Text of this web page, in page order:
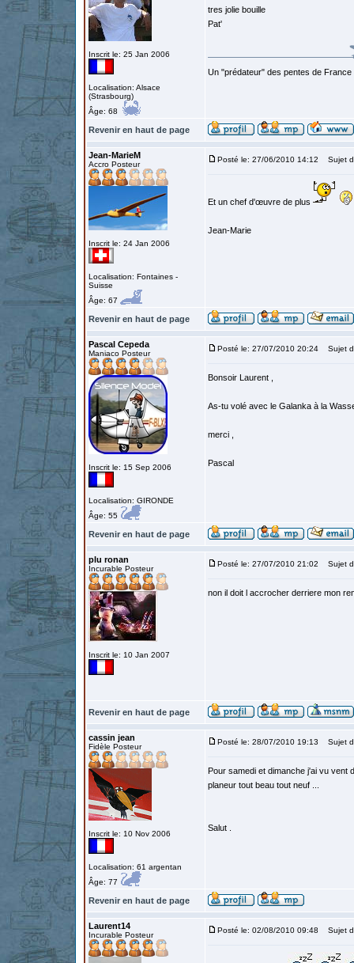
Inscrit le: 25 Jan 2006
Localisation: Alsace
(Strasbourg)
Âge: 68
tres jolie bouille
Pat'
Un "prédateur" des pentes de
Revenir en haut de page
Jean-MarieM
Accro Posteur
Inscrit le: 24 Jan 2006
Localisation: Fontaines -
Suisse
Âge: 67
Posté le: 27/06/2010 14:12 Sujet
Et un chef d'œuvre de plus
Jean-Marie
Revenir en haut de page
Pascal Cepeda
Maniaco Posteur
Inscrit le: 15 Sep 2006
Localisation: GIRONDE
Âge: 55
Posté le: 27/07/2010 20:24 Sujet
Bonsoir Laurent ,
As-tu volé avec le Galanka à la
merci ,
Pascal
Revenir en haut de page
plu ronan
Incurable Posteur
Inscrit le: 10 Jan 2007
Posté le: 27/07/2010 21:02 Sujet
non il doit l accrocher derriere mon
Revenir en haut de page
cassin jean
Fidèle Posteur
Inscrit le: 10 Nov 2006
Localisation: 61 argentan
Âge: 77
Posté le: 28/07/2010 19:13 Sujet
Pour samedi et dimanche j'ai vu vent
planeur tout beau tout neuf ...
Salut .
Revenir en haut de page
Laurent14
Incurable Posteur
Posté le: 02/08/2010 09:48 Sujet